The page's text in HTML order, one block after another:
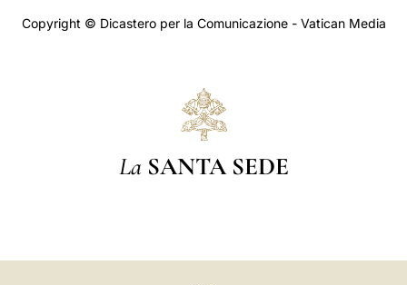
Copyright © Dicastero per la Comunicazione - Vatican Media
La SANTA SEDE